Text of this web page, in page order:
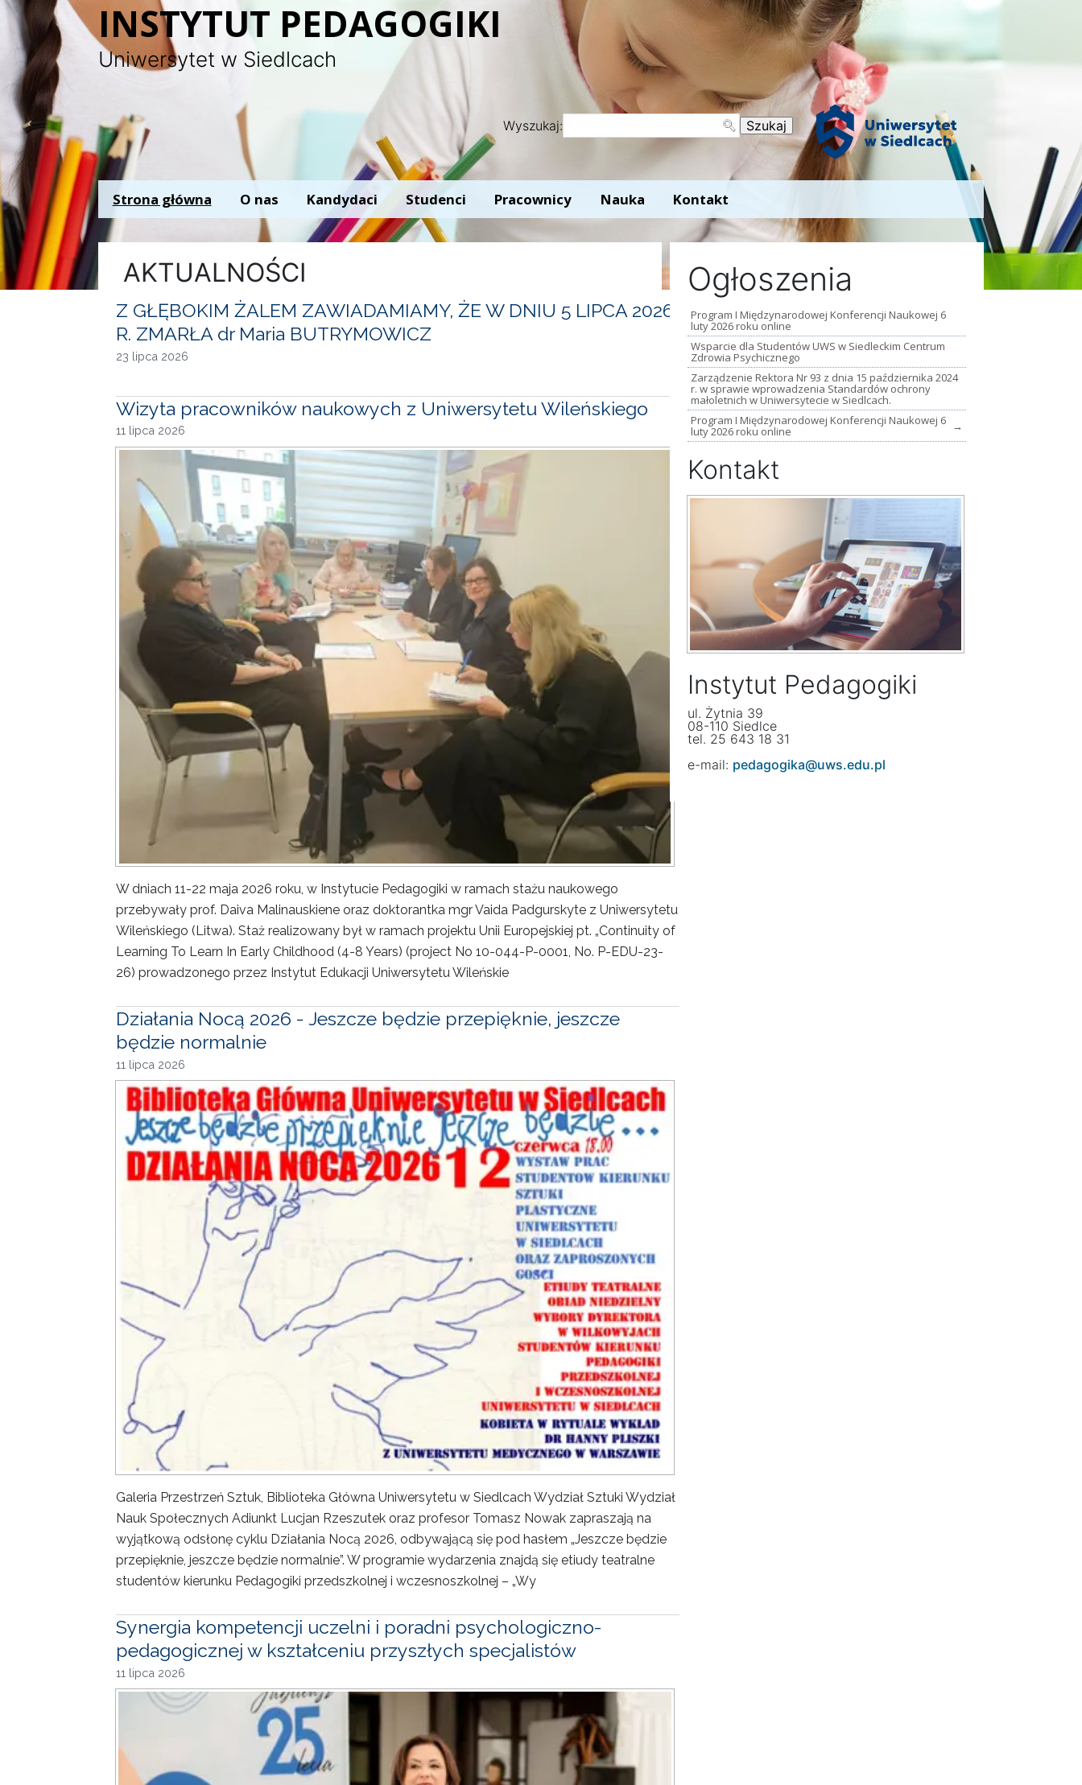
Panel zarządzania plikami cookiesINSTYTUT PEDAGOGIKI
Uniwersytet w Siedlcach
Wyszukaj:
Strona główna O nas Kandydaci Studenci Pracownicy Nauka Kontakt
AKTUALNOŚCI
Z GŁĘBOKIM ŻALEM ZAWIADAMIAMY, ŻE W DNIU 5 LIPCA 2026
R. ZMARŁA dr Maria BUTRYMOWICZ
23 lipca 2026
Wizyta pracowników naukowych z Uniwersytetu Wileńskiego
11 lipca 2026
W dniach 11-22 maja 2026 roku, w Instytucie Pedagogiki w ramach stażu naukowego
przebywały prof. Daiva Malinauskiene oraz doktorantka mgr Vaida Padgurskyte z Uniwersytetu
Wileńskiego (Litwa). Staż realizowany był w ramach projektu Unii Europejskiej pt. „Continuity of
Learning To Learn In Early Childhood (4-8 Years) (project No 10-044-P-0001, No. P-EDU-23-
26) prowadzonego przez Instytut Edukacji Uniwersytetu Wileńskie
Działania Nocą 2026 - Jeszcze będzie przepięknie, jeszcze
będzie normalnie
11 lipca 2026
Galeria Przestrzeń Sztuk, Biblioteka Główna Uniwersytetu w Siedlcach Wydział Sztuki Wydział
Nauk Społecznych Adiunkt Lucjan Rzeszutek oraz profesor Tomasz Nowak zapraszają na
wyjątkową odsłonę cyklu Działania Nocą 2026, odbywającą się pod hasłem „Jeszcze będzie
przepięknie, jeszcze będzie normalnie”. W programie wydarzenia znajdą się etiudy teatralne
studentów kierunku Pedagogiki przedszkolnej i wczesnoszkolnej – „Wy
Synergia kompetencji uczelni i poradni psychologiczno-
pedagogicznej w kształceniu przyszłych specjalistów
11 lipca 2026
Ogłoszenia
Program I Międzynarodowej Konferencji Naukowej 6
luty 2026 roku online
Wsparcie dla Studentów UWS w Siedleckim Centrum
Zdrowia Psychicznego
Zarządzenie Rektora Nr 93 z dnia 15 października 2024
r. w sprawie wprowadzenia Standardów ochrony
małoletnich w Uniwersytecie w Siedlcach.
Program I Międzynarodowej Konferencji Naukowej 6
luty 2026 roku online →
Kontakt
Instytut Pedagogiki
ul. Żytnia 39
08-110 Siedlce
tel. 25 643 18 31
e-mail: pedagogika@uws.edu.pl